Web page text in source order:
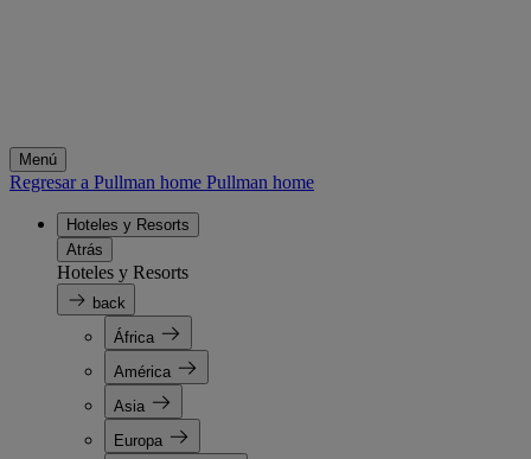
Menú
Regresar a Pullman home Pullman home
Hoteles y Resorts
Atrás
Hoteles y Resorts
back
África
América
Asia
Europa